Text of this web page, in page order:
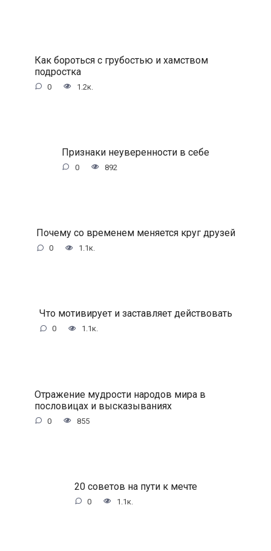
Как бороться с грубостью и хамством
подростка
0 1.2к.
Признаки неуверенности в себе
0 892
Почему со временем меняется круг друзей
0 1.1к.
Что мотивирует и заставляет действовать
0 1.1к.
Отражение мудрости народов мира в
пословицах и высказываниях
0 855
20 советов на пути к мечте
0 1.1к.